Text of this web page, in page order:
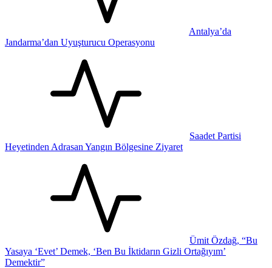
Antalya’da
Jandarma’dan Uyuşturucu Operasyonu
Saadet Partisi
Heyetinden Adrasan Yangın Bölgesine Ziyaret
Ümit Özdağ, “Bu
Yasaya ‘Evet’ Demek, ‘Ben Bu İktidarın Gizli Ortağıyım’
Demektir”